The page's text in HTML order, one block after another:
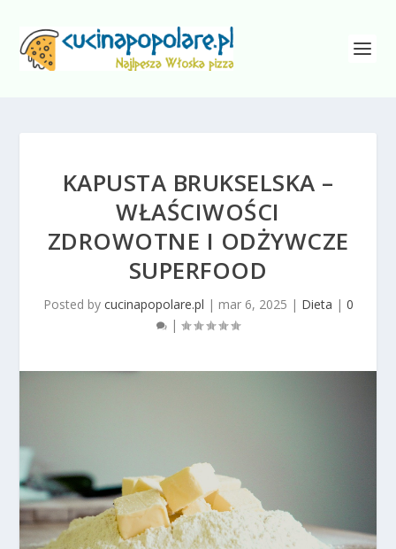
KAPUSTA BRUKSELSKA –
WŁAŚCIWOŚCI
ZDROWOTNE I ODŻYWCZE
SUPERFOOD
Posted by cucinapopolare.pl | mar 6, 2025 | Dieta | 0
|